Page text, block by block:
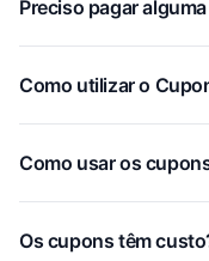
Preciso pagar
Como utilizar o
Como usar os
Os cupons têm